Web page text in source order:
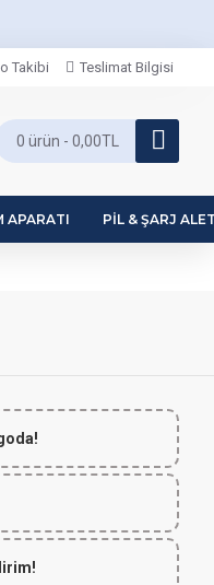
Takibi Teslimat Bilgisi
0 ürün - 0,00TL
APARATI PIL & ŞARJ